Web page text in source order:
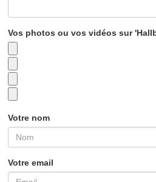
Vos photos ou vos vidéos sur
Votre nom
Votre email